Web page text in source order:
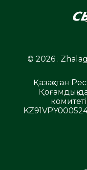
© 2026 .
Қазақстан
Қоғамдық